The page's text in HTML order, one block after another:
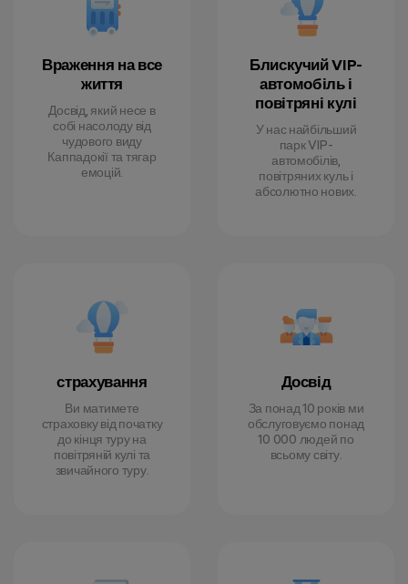
Враження на все
життя
Досвід, який несе в
собі насолоду від
чудового виду
Каппадокії та тягар
емоцій.
Блискучий VIP-
автомобіль і
повітряні кулі
У нас найбільший
парк VIP-
автомобілів,
повітряних куль і
абсолютно нових.
страхування
Ви матимете
страховку від початку
до кінця туру на
повітряній кулі та
звичайного туру.
Досвід
За понад 10 років ми
обслуговуємо понад
10 000 людей по
всьому світу.